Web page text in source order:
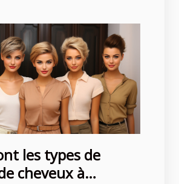
les types de
cheveux à